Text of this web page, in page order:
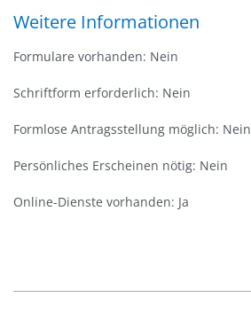
Weitere Informationen
Formulare vorhanden: Nein
Schriftform erforderlich: Nein
Formlose Antragsstellung möglich: Nein
Persönliches Erscheinen nötig: Nein
Online-Dienste vorhanden: Ja